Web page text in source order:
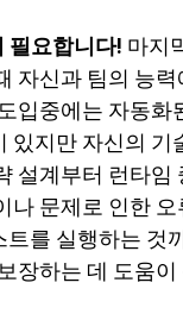
필요합니다! 마지
자신과 팀의 능
입중에는 자동화
있지만 자신의 기
설계부터 런타임
나 문제로 인한 오
트를 실행하는 것
장하는 데 도움이